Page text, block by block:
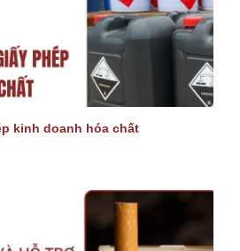
kinh doanh hóa chất